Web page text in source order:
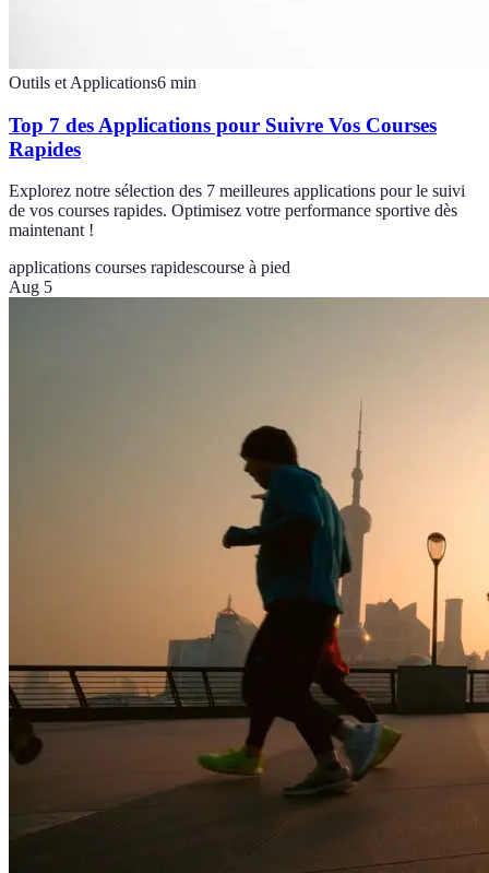
Outils et Applications6 min
Top 7 des Applications pour Suivre Vos Courses
Rapides
Explorez notre sélection des 7 meilleures applications pour le suivi
de vos courses rapides. Optimisez votre performance sportive dès
maintenant !
applications courses rapidescourse à pied
Aug 5